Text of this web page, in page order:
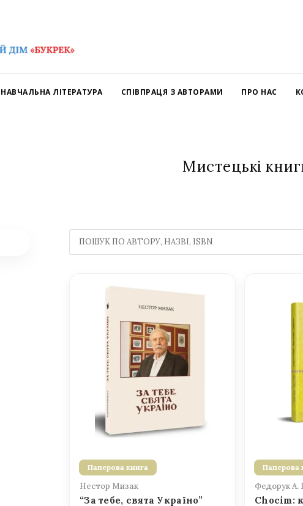
НАВЧАЛЬНА ЛІТЕРАТУРА СПІВПРАЦЯ З АВТОРАМИ ПРО НАС
Мистецькі
Паперова книга
Нестор Мизак
“За тебе, свята Україно”
Паперова
Федорук А.
Chocim: